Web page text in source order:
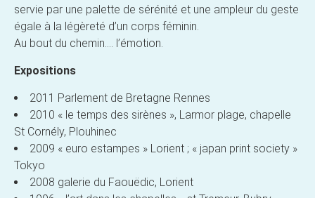
servie par une palette de sérénité et une ampleur du geste
égale à la légèreté d’un corps féminin.
Au bout du chemin…. l’émotion.
Expositions
2011 Parlement de Bretagne Rennes
2010 « le temps des sirènes », Larmor plage, chapelle
St Cornély, Plouhinec
2009 « euro estampes » Lorient ; « japan print society »
Tokyo
2008 galerie du Faouëdic, Lorient